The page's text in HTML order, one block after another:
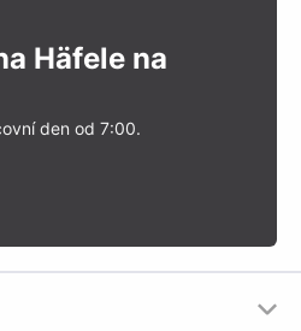
Häfele na
den od 7:00.